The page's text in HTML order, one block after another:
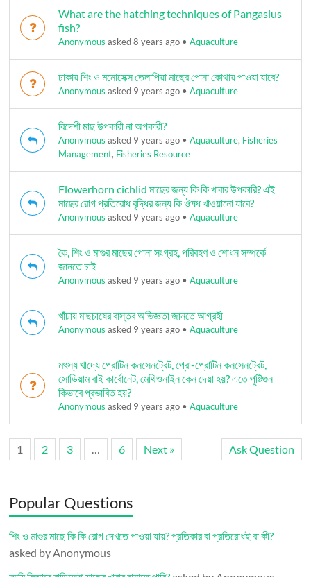
What are the hatching techniques of Pangasius
fish?
Anonymous asked 8 years ago •Aquaculture
ঢাকায় শিং ও মনোসেক্স তেলাপিয়া মাছের পোনা কোথায় পাওয়া যাবে?
Anonymous asked 9 years ago •Aquaculture
বিদেশী মাছ উপকারী না অপকারী?
Anonymous asked 9 years ago •Aquaculture, Fisheries
Management, Fisheries Resource
Flowerhorn cichlid মাছের জন্য কি কি খাবার উপকারি? এই
মাছের রোগ প্রতিরোধ বৃদ্ধির জন্য কি ঔষধ খাওয়ানো যাবে?
Anonymous asked 9 years ago •Aquaculture
কৈ, শিং ও মাগুর মাছের পোনা সংগ্রহ, পরিবহণ ও শোধন সম্পর্কে
জানতে চাই
Anonymous asked 9 years ago •Aquaculture
খাঁচায় মাছচাষের বাস্তব অভিজ্ঞতা জানতে আগ্রহী
Anonymous asked 9 years ago •Aquaculture
মৎস্য খাদ্যে প্রোটিন কনসেনট্রেট, প্রো-প্রোটিন কনসেনট্রেট,
সোডিয়াম বাই কার্বোনেট, মেথিওনাইন কেন দেয়া হয়? এতে পুষ্টিগুন
কিভাবে প্রভাবিত হয়?
Anonymous asked 9 years ago •Aquaculture
1 2 3 … 6 Next » Ask Question
Popular Questions
শিং ও মাগুর মাছে কি কি রোগ দেখতে পাওয়া যায়? প্রতিকার বা প্রতিরোধই বা কী?
asked by Anonymous